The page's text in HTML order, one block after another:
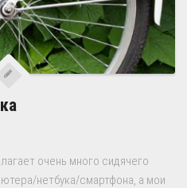
очень много сидячего
нетбука/смартфона, а мои